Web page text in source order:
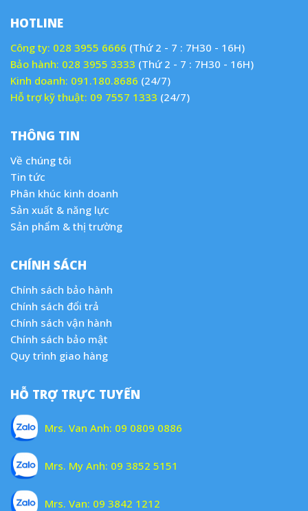
HOTLINE
Công ty: 028 3955 6666 (Thứ 2 - 7 : 7H30 - 16H)
Bảo hành: 028 3955 3333 (Thứ 2 - 7 : 7H30 - 16H)
Kinh doanh: 091.180.8686 (24/7)
Hỗ trợ kỹ thuật: 09 7557 1333 (24/7)
THÔNG TIN
Về chúng tôi
Tin tức
Phân khúc kinh doanh
Sản xuất & năng lực
Sản phẩm & thị trường
CHÍNH SÁCH
Chính sách bảo hành
Chính sách đổi trả
Chính sách vận hành
Chính sách bảo mật
Quy trình giao hàng
HỖ TRỢ TRỰC TUYẾN
Mrs. Van Anh: 09 0809 0886
Mrs. My Anh: 09 3852 5151
Mrs. Van: 09 3842 1212